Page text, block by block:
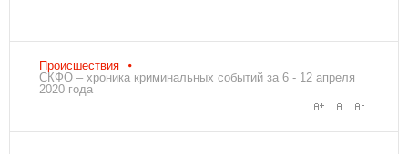
Происшествия
СКФО – хроника криминальных событий за 6 - 12 апреля
2020 года